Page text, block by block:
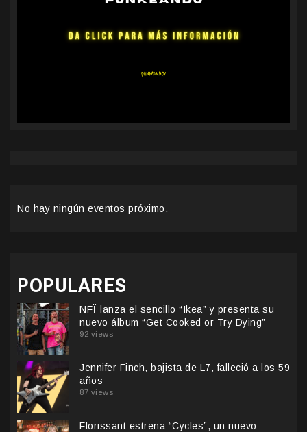
No hay ningún eventos próximo.
POPULARES
NFÏ lanza el sencillo “Ikea” y presenta su
nuevo álbum “Get Cooked or Try Dying”
92 views
Jennifer Finch, bajista de L7, falleció a los 59
años
87 views
Florissant estrena “Cycles”, un nuevo